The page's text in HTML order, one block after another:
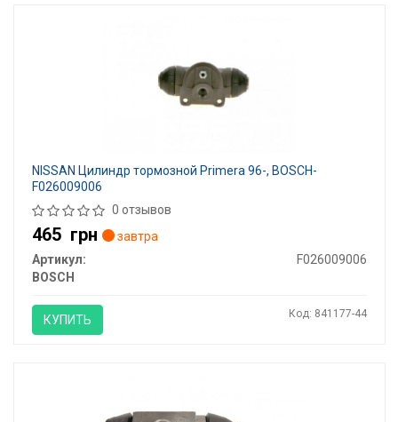
NISSAN Цилиндр тормозной Primera 96-, BOSCH-
F026009006
0 отзывов
465 грн
завтра
Артикул:
F026009006
BOSCH
КУПИТЬ Код: 841177-44